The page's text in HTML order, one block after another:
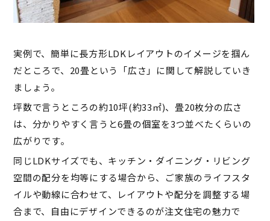
実例で、簡単に長方形LDKレイアウトのイメージを掴ん
だところで、20畳という「広さ」に関して解説していき
ましょう。
坪数で言うところの約10坪(約33㎡)、畳20枚分の広さ
は、分かりやすく言うと6畳の個室を3つ並べたくらいの
広がりです。
同じLDKサイズでも、キッチン・ダイニング・リビング
空間の配分を均等にする場合から、ご家族のライフスタ
イルや動線に合わせて、レイアウトや配分を調整する場
合まで、自由にデザインできるのが注文住宅の魅力で